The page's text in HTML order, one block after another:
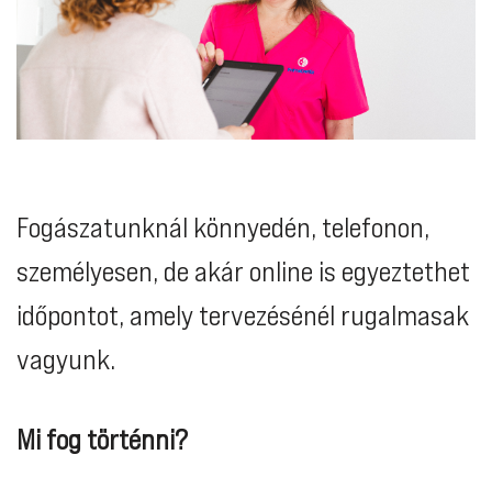
Fogászatunknál könnyedén, telefonon,
személyesen, de akár online is egyeztethet
időpontot, amely tervezésénél rugalmasak
vagyunk.
Mi fog történni?